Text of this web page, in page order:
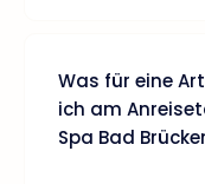
Was für eine
ich am
Spa Bad